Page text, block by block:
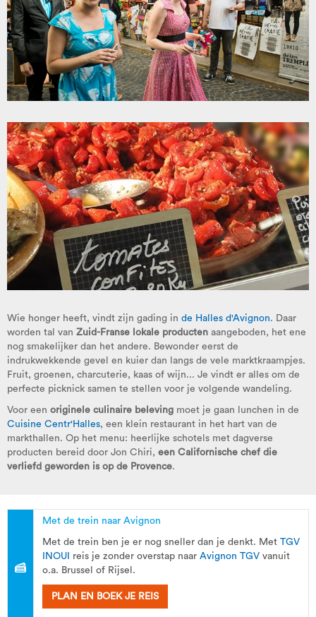
Wie honger heeft, vindt zijn gading in de Halles d'Avignon. Daar
worden tal van Zuid-Franse lokale producten aangeboden, het ene
nog smakelijker dan het andere. Bewonder eerst de
indrukwekkende gevel en kuier dan langs de vele marktkraampjes.
Fruit, groenen, charcuterie, kaas of wijn... Je vindt er alles om de
perfecte picknick samen te stellen voor je volgende wandeling.
Voor een originele culinaire beleving moet je gaan lunchen in de
Cuisine Centr'Halles, een klein restaurant in het hart van de
markthallen. Op het menu: heerlijke schotels met dagverse
producten bereid door Jon Chiri, een Californische chef die
verliefd geworden is op de Provence.
Met de trein naar Avignon
Met de trein ben je er nog sneller dan je denkt. Met TGV
INOUI
reis je zonder overstap naar Avignon TGV vanuit
o.a. Brussel of Rijsel.
PLAN EN BOEK JE REIS